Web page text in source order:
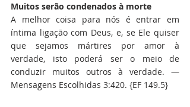
Muitos serão condenados à morte
A melhor coisa para nós é entrar em
íntima ligação com Deus, e, se Ele quiser
que sejamos mártires por amor à
verdade, isto poderá ser o meio de
conduzir muitos outros à verdade. —
Mensagens Escolhidas 3:420. {EF 149.5}